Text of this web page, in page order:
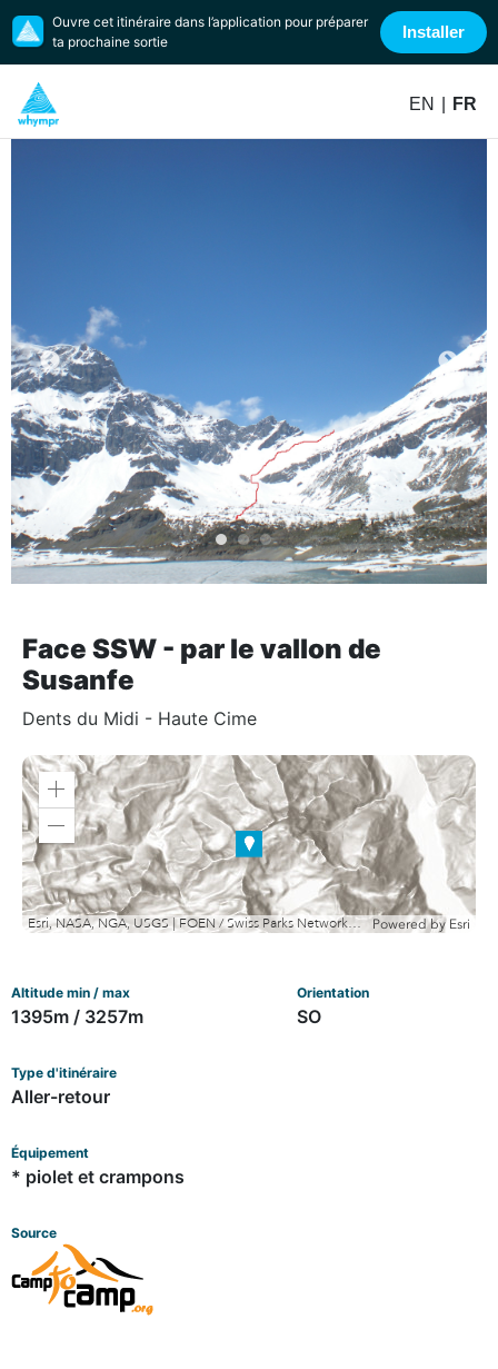
EN FR
Ouvre cet itinéraire dans l’application pour préparer
ta prochaine sortie
Installer
Face SSW - par le vallon de
Susanfe
Dents du Midi - Haute Cime
Zoom
Zoom
out
Esri, NASA, NGA, USGS | FOEN / Swiss Parks Network, swisstopo, Esri, TomTom, Garmin, METI/NASA, USGS Powered by Esri
Altitude min / max
1395m / 3257m
Orientation
SO
Type d'itinéraire
Aller-retour
Équipement
* piolet et crampons
Source